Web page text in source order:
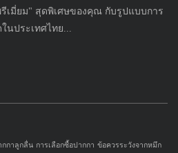
เมี่ยม" สุดพิเศษของคุณ กับรูปแบบการ
นประเทศไทย...
กกาลูกลื่น การเลือกซื้อปากกา ข้อควรระวังจากหมึก